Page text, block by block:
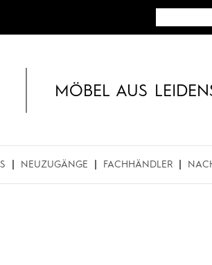
MÖBEL AUS
NEUZUGÄNGE FACHHÄNDLER